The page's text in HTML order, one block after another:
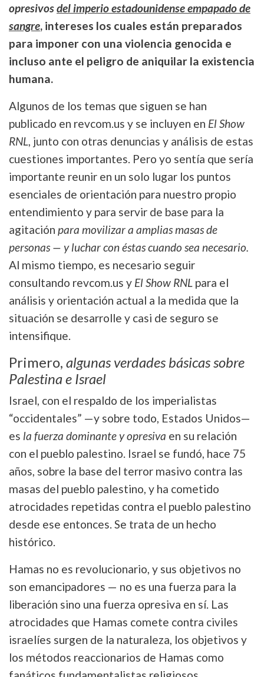
opresivosdel imperio estadounidense empapado de
sangre, intereses los cuales están preparados
para imponer con una violencia genocida e
incluso ante el peligro de aniquilar la existencia
humana.
Algunos de los temas que siguen se han
publicado en revcom.us y se incluyen en El Show
RNL, junto con otras denuncias y análisis de estas
cuestiones importantes. Pero yo sentía que sería
importante reunir en un solo lugar los puntos
esenciales de orientación para nuestro propio
entendimiento y para servir de base para la
agitación para movilizar a amplias masas de
personas — y luchar con éstas cuando sea necesario.
Al mismo tiempo, es necesario seguir
consultando revcom.us y El Show RNL para el
análisis y orientación actual a la medida que la
situación se desarrolle y casi de seguro se
intensifique.
Primero, algunas verdades básicas sobre
Palestina e Israel
Israel, con el respaldo de los imperialistas
“occidentales” —y sobre todo, Estados Unidos—
es la fuerza dominante y opresiva en su relación
con el pueblo palestino. Israel se fundó, hace 75
años, sobre la base del terror masivo contra las
masas del pueblo palestino, y ha cometido
atrocidades repetidas contra el pueblo palestino
desde ese entonces. Se trata de un hecho
histórico.
Hamas no es revolucionario, y sus objetivos no
son emancipadores — no es una fuerza para la
liberación sino una fuerza opresiva en sí. Las
atrocidades que Hamas comete contra civiles
israelíes surgen de la naturaleza, los objetivos y
los métodos reaccionarios de Hamas como